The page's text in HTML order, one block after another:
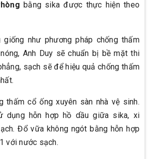
bằng sika được thực hiện theo
như phương pháp chống thấm
Anh Duy sẽ chuẩn bị bề mặt thi
sạch sẽ để hiệu quả chống thấm
thấm cổ ống xuyên sàn nhà vệ sinh.
dụng hỗn hợp hồ dầu giữa sika, xi
Đổ vữa không ngót bằng hỗn hợp
với nước sạch.